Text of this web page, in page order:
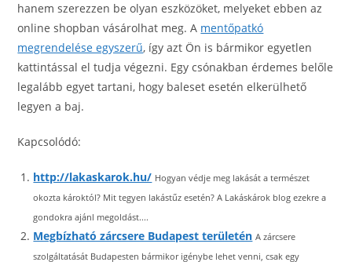
hanem szerezzen be olyan eszközöket, melyeket ebben az
online shopban vásárolhat meg. A mentőpatkó
megrendelése egyszerű, így azt Ön is bármikor egyetlen
kattintással el tudja végezni. Egy csónakban érdemes belőle
legalább egyet tartani, hogy baleset esetén elkerülhető
legyen a baj.
Kapcsolódó:
http://lakaskarok.hu/ Hogyan védje meg lakását a természet
okozta károktól? Mit tegyen lakástűz esetén? A Lakáskárok blog ezekre a
gondokra ajánl megoldást....
Megbízható zárcsere Budapest területén A zárcsere
szolgáltatását Budapesten bármikor igénybe lehet venni, csak egy